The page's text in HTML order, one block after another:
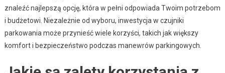
znaleźć najlepszą opcję, która w pełni odpowiada Twoim potrzebom
i budżetowi. Niezależnie od wyboru, inwestycja w czujniki
parkowania może przynieść wiele korzyści, takich jak większy
komfort i bezpieczeństwo podczas manewrów parkingowych.